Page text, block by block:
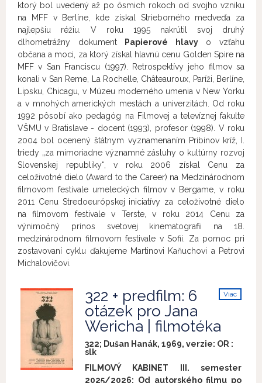
ktorý bol uvedený až po ôsmich rokoch od svojho vzniku
na MFF v Berlíne, kde získal Strieborného medveďa za
najlepšiu réžiu. V roku 1995 nakrútil svoj druhý
dlhometrážny dokument
Papierové hlavyo vzťahu
občana a moci, za ktorý získal hlavnú cenu Golden Spire na
MFF v San Franciscu (1997). Retrospektívy jeho filmov sa
konali v San Reme, La Rochelle, Châteauroux, Paríži, Berlíne,
Lipsku, Chicagu, v Múzeu moderného umenia v New Yorku
a v mnohých amerických mestách a univerzitách. Od roku
1992 pôsobí ako pedagóg na Filmovej a televíznej fakulte
VŠMU v Bratislave - docent (1993), profesor (1998). V roku
2004 bol ocenený štátnym vyznamenaním Pribinov kríž, I.
triedy „za mimoriadne významné zásluhy o kultúrny rozvoj
Slovenskej republiky“, v roku 2006 získal Cenu za
celoživotné dielo (Award to the Career) na Medzinárodnom
filmovom festivale umeleckých filmov v Bergame, v roku
2011 Cenu Stredoeurópskej iniciatívy za celoživotné dielo
na filmovom festivale v Terste, v roku 2014 Cenu za
výnimočný prínos svetovej kinematografii na 18.
medzinárodnom filmovom festivale v Sofii. Za pomoc pri
zostavovaní cyklu ďakujeme Martinovi Kaňuchovi a Petrovi
Michalovičovi.
Viac
322 + predfilm: 6
otázek pro Jana
Wericha | filmotéka
322; Dušan Hanák, 1969, verzie: OR :
slk
FILMOVÝ KABINET III. semester
2025/2026: Od autorského filmu po